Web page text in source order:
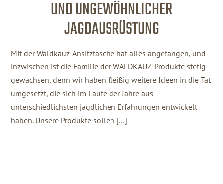
UND UNGEWÖHNLICHER
JAGDAUSRÜSTUNG
Mit der Waldkauz-Ansitztasche hat alles angefangen, und
inzwischen ist die Familie der WALDKAUZ-Produkte stetig
gewachsen, denn wir haben fleißig weitere Ideen in die Tat
umgesetzt, die sich im Laufe der Jahre aus
unterschiedlichsten jagdlichen Erfahrungen entwickelt
haben. Unsere Produkte sollen […]